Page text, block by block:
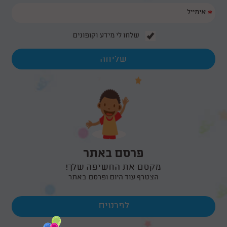
*
שלחו לי מידע וקופונים
פרסם באתר
מקסם את החשיפה שלך!
הצטרף עוד היום ופרסם באתר
לפרטים